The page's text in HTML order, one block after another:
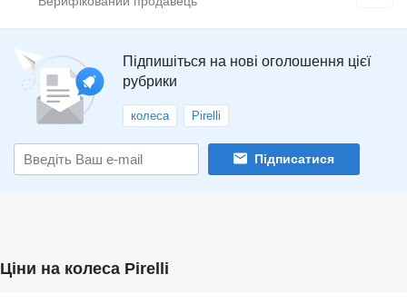
Підпишіться на нові оголошення цієї
рубрики
колеса Pirelli
Підписатися
Ціни на колеса Pirelli